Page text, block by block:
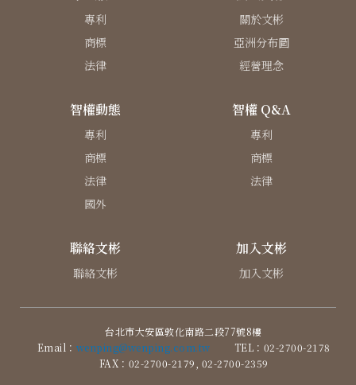
專利
商標
法律
關於文彬
亞洲分布圖
經營理念
智權動態
專利
商標
法律
國外
智權 Q&A
專利
商標
法律
聯絡文彬
聯絡文彬
加入文彬
加入文彬
台北市大安區敦化南路二段77號8樓
Email： wenping@wenping.com.tw
TEL：02-2700-2178
FAX：02-2700-2179, 02-2700-2359